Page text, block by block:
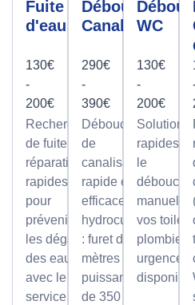
Fuite
d'eau
130€
-
200€
Recherche
de fuite et
réparation
rapides
pour
prévenir
les dégâts
des eaux
avec le
service
Débouchage
Canalisation
290€
-
390€
Débouchage
de
canalisation
rapide et
efficace par
hydrocurage
: furet de 100
mètres et
puissance
de 350 bars.
WC
130€
-
200€
Solutions
rapides
le
manuel
vos
plombier
urgence